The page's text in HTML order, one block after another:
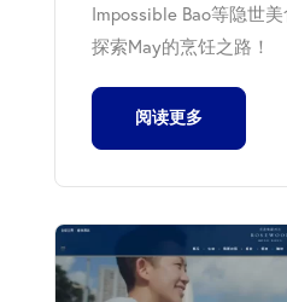
Impossible Bao等隐世
探索May的烹饪之路！
阅读更多